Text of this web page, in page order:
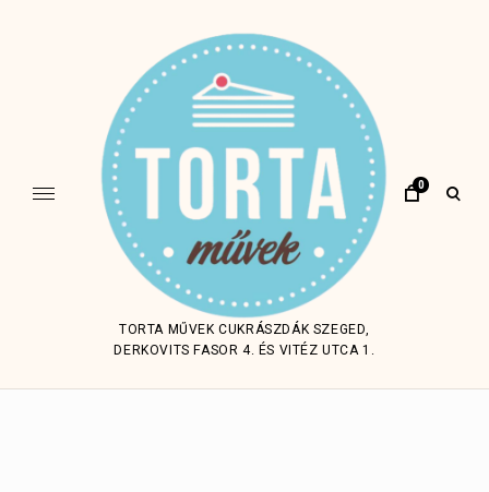
TORTA MŰVEK CUKRÁSZDÁK SZEGED,
DERKOVITS FASOR 4. ÉS VITÉZ UTCA 1.
0
open